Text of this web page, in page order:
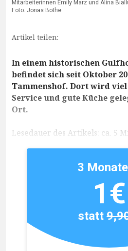
Mitarbeiterinnen Emily Marz und Alina
Foto: Jonas Bothe
Artikel teilen:
In einem historischen
befindet sich seit Oktober
Tammenshof. Dort wird
Service und gute Küche
Ort.
Lesedauer des Artikels: ca. 5
3
1€
statt